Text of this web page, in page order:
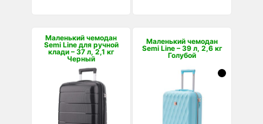
Маленький чемодан
Semi Line для ручной
клади – 37 л, 2,1 кг
Черный
Маленький чемодан
Semi Line – 39 л, 2,6 кг
Голубой